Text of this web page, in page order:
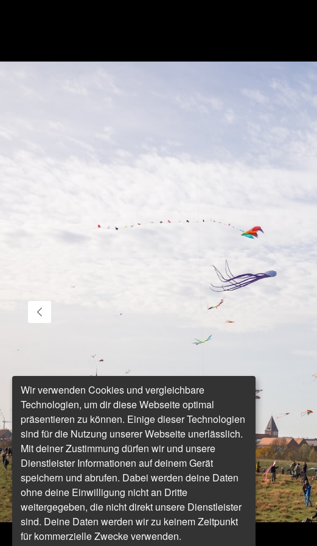
Wir verwenden Cookies und vergleichbare
Technologien, um dir diese Webseite optimal
präsentieren zu können. Einige dieser Technologien
sind für die Nutzung unserer Webseite unerlässlich.
Mit deiner Zustimmung dürfen wir und unsere
Dienstleister Informationen auf deinem Gerät
speichern und abrufen. Dabei werden deine Daten
ohne deine Einwilligung nicht an Dritte
weitergegeben, die nicht direkt unsere Dienstleister
sind. Deine Daten werden wir zu keinem Zeitpunkt
für kommerzielle Zwecke verwenden.